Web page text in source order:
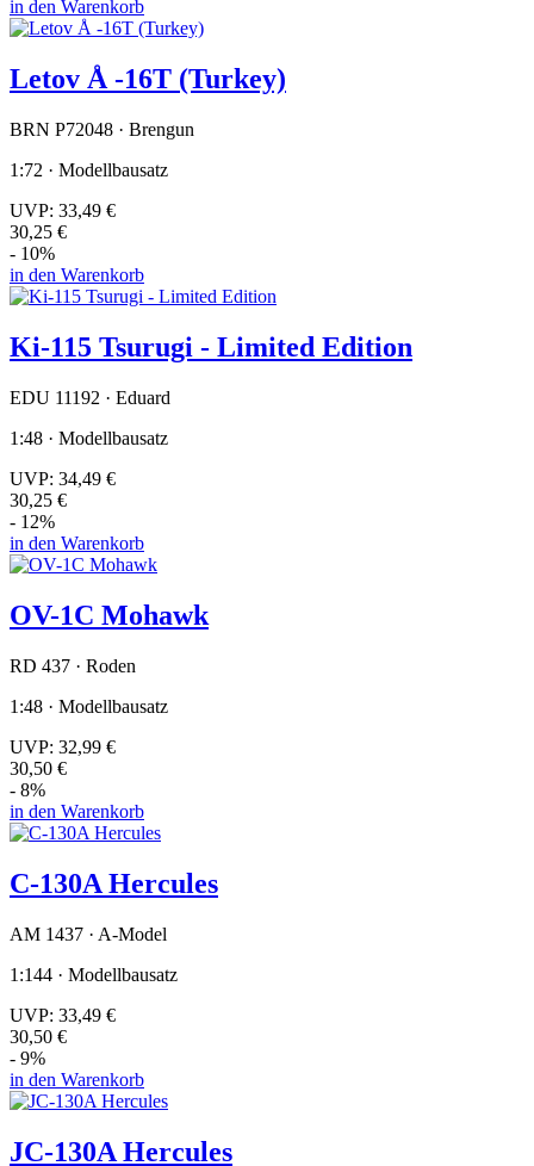
in den Warenkorb
Letov Å -16T (Turkey)
BRN P72048 · Brengun
1:72 · Modellbausatz
UVP: 33,49 €
30,25 €
- 10%
in den Warenkorb
Ki-115 Tsurugi - Limited Edition
EDU 11192 · Eduard
1:48 · Modellbausatz
UVP: 34,49 €
30,25 €
- 12%
in den Warenkorb
OV-1C Mohawk
RD 437 · Roden
1:48 · Modellbausatz
UVP: 32,99 €
30,50 €
- 8%
in den Warenkorb
C-130A Hercules
AM 1437 · A-Model
1:144 · Modellbausatz
UVP: 33,49 €
30,50 €
- 9%
in den Warenkorb
JC-130A Hercules